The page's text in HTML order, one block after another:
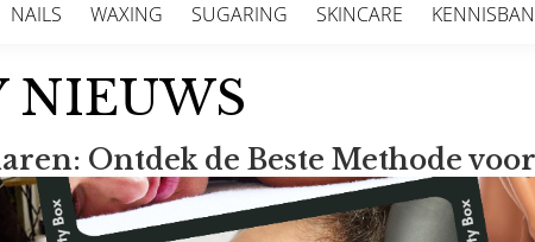
NAILS WAXING SUGARING SKINCARE
NIEUWS
Ontdek de Beste Methode